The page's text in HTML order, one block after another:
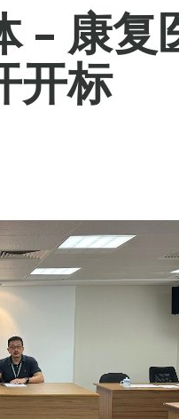
– 康复
开标